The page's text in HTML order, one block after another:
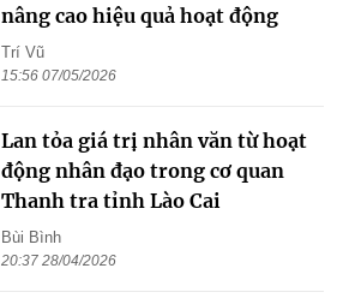
nâng cao hiệu quả hoạt động
Trí Vũ
15:56 07/05/2026
Lan tỏa giá trị nhân văn từ hoạt
động nhân đạo trong cơ quan
Thanh tra tỉnh Lào Cai
Bùi Bình
20:37 28/04/2026